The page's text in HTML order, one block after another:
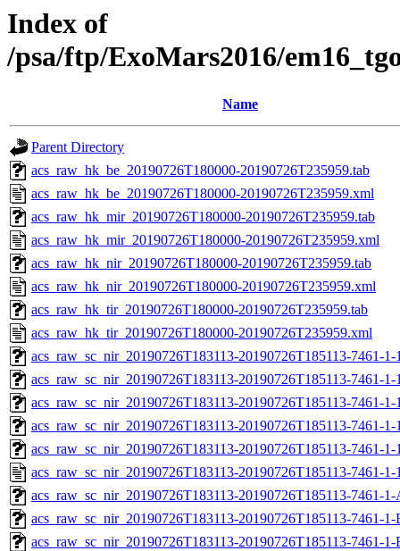
Index of
/psa/ftp/ExoMars2016/
Name
Parent Directory
acs_raw_hk_be_20190726T180000-20190726T235959.tab
acs_raw_hk_be_20190726T180000-20190726T235959.xml
acs_raw_hk_mir_20190726T180000-20190726T235959.tab
acs_raw_hk_mir_20190726T180000-20190726T235959.xml
acs_raw_hk_nir_20190726T180000-20190726T235959.tab
acs_raw_hk_nir_20190726T180000-20190726T235959.xml
acs_raw_hk_tir_20190726T180000-20190726T235959.tab
acs_raw_hk_tir_20190726T180000-20190726T235959.xml
acs_raw_sc_nir_20190726T183113-20190726T185113-7461-
acs_raw_sc_nir_20190726T183113-20190726T185113-7461-
acs_raw_sc_nir_20190726T183113-20190726T185113-7461-1-
acs_raw_sc_nir_20190726T183113-20190726T185113-7461-1-
acs_raw_sc_nir_20190726T183113-20190726T185113-7461-1-
acs_raw_sc_nir_20190726T183113-20190726T185113-7461-1-
acs_raw_sc_nir_20190726T183113-20190726T185113-7461-
acs_raw_sc_nir_20190726T183113-20190726T185113-7461-
acs_raw_sc_nir_20190726T183113-20190726T185113-7461-1-